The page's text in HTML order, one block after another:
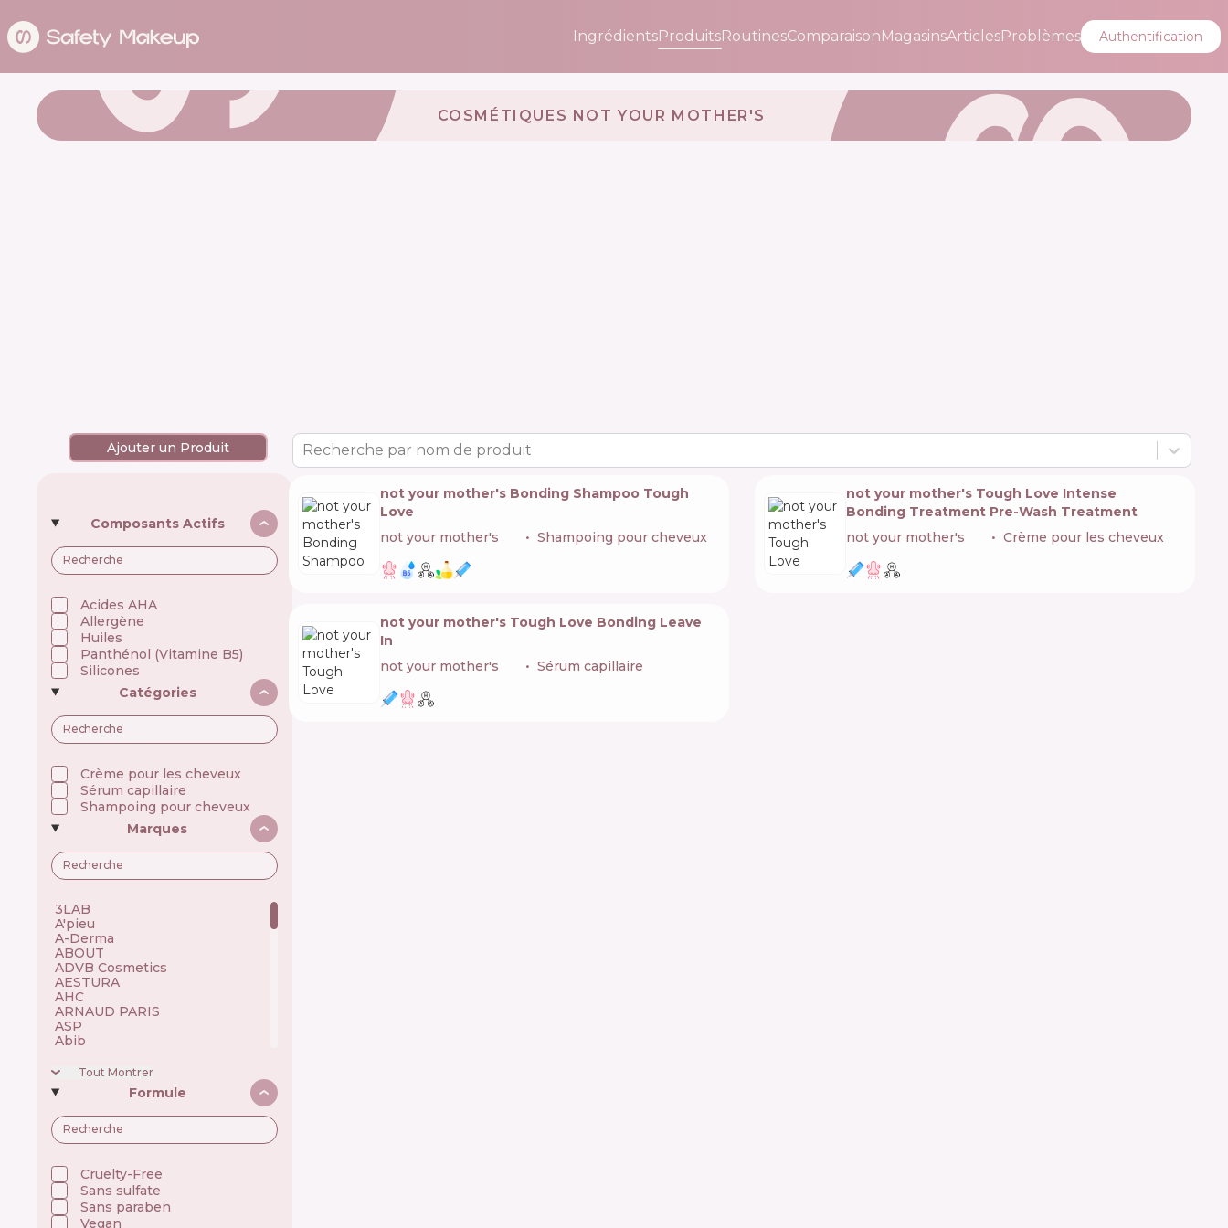
IngrédientsProduitsRoutinesComparaisonMagasinsArticlesProblèmes Authentification
COSMÉTIQUES NOT YOUR MOTHER'S 🇺🇸
Ajouter un Produit
Composants Actifs
Acides AHA
Allergène
Huiles
Panthénol (Vitamine B5)
Silicones
Catégories
Crème pour les cheveux
Sérum capillaire
Shampoing pour cheveux
Marques
3LAB 🇺🇸
A'pieu 🇰🇷
A-Derma 🇫🇷
ABOUT 🇺🇦
ADVB Cosmetics 🇹🇷
AESTURA 🇰🇷
AHC 🇰🇷
ARNAUD PARIS 🇫🇷
ASP 🇬🇧
Abib 🇰🇷
Achroactive Max 🇧🇬
Acnemy 🇪🇸
Acure 🇺🇸
Acwell 🇰🇷
Ada Tina 🇧🇷
Aesop 🇦🇺
Alfaparf 🇮🇹
Allen Mak 🇧🇬
Allies of Skin 🇸🇬
Alpecin 🇩🇪
Tout Montrer
Formule
Cruelty-Free
Sans sulfate
Sans paraben
Vegan
Recherche par nom de produit
not your mother's Bonding Shampoo Tough
Love
not your mother's
Shampoing pour cheveux
not your mother's Tough Love Intense
Bonding Treatment Pre-Wash Treatment
not your mother's
Crème pour les cheveux
not your mother's Tough Love Bonding Leave
In
not your mother's
Sérum capillaire